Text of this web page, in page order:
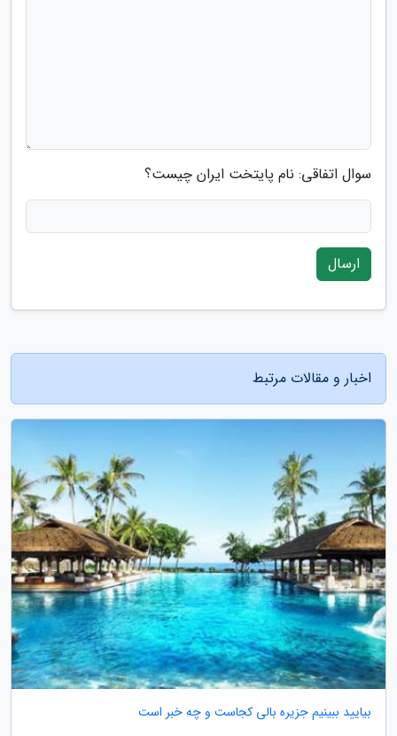
سوال اتفاقی: نام پایتخت ایران چیست؟
ارسال
اخبار و مقالات مرتبط
بیایید ببینیم جزیره بالی کجاست و چه خبر است